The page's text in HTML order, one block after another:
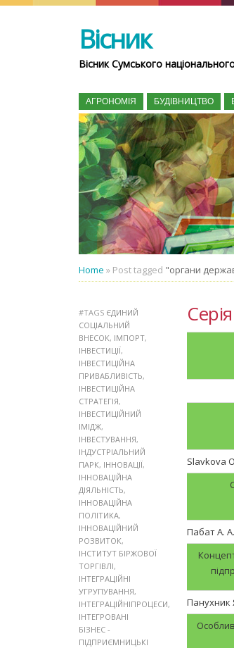
Вісник
Вісник Сумського
АГРОНОМІЯ БУДІВНИЦТВО
Home » Post tagged "органи
#TAGS ЄДИНИЙ
СОЦІАЛЬНИЙ
ВНЕСОК, ІМПОРТ,
ІНВЕСТИЦІЇ,
ІНВЕСТИЦІЙНА
ПРИВАБЛИВІСТЬ,
ІНВЕСТИЦІЙНА
СТРАТЕГІЯ,
ІНВЕСТИЦІЙНИЙ
ІМІДЖ,
ІНВЕСТУВАННЯ,
ІНДУСТРІАЛЬНИЙ
ПАРК, ІННОВАЦІЇ,
ІННОВАЦІЙНА
ДІЯЛЬНІСТЬ,
ІННОВАЦІЙНА
ПОЛІТИКА,
ІННОВАЦІЙНИЙ
РОЗВИТОК,
ІНСТИТУТ БІРЖОВОЇ
ТОРГІВЛІ,
ІНТЕГРАЦІЙНІ
УГРУПУВАННЯ,
ІНТЕГРАЦІЙНІПРОЦЕСИ,
ІНТЕГРОВАНІ
БІЗНЕС -
ПІДПРИЄМНИЦЬКІ
Slavkova
Пабат А. А.
Панухник